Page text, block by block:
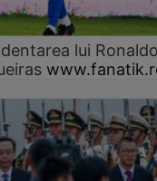
lui